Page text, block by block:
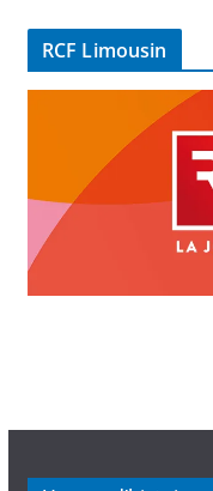
é
RCF Limousin